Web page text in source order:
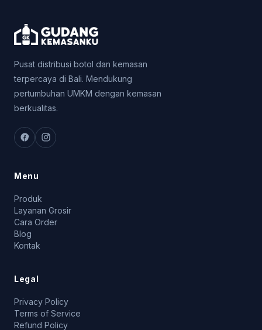
Pusat distribusi botol dan kemasan
terpercaya di Bali. Mendukung
pertumbuhan UMKM dengan kemasan
berkualitas.
Menu
Produk
Layanan Grosir
Cara Order
Blog
Kontak
Legal
Privacy Policy
Terms of Service
Refund Policy